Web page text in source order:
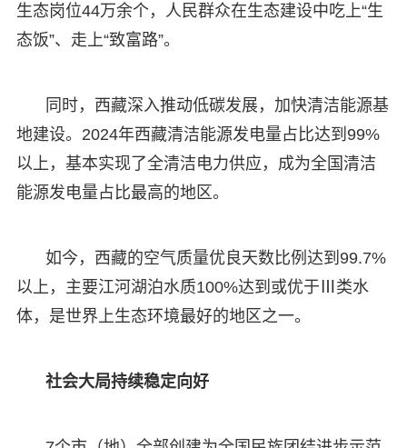
生态岗位44万余个，人民群众在生态建设中吃上“生
态饭”、走上“致富路”。
同时，西藏深入推动低碳发展，加快清洁能源基
地建设。2024年西藏清洁能源发电量占比达到99%
以上，基本实现了全清洁电力供应，成为全国清洁
能源发电量占比最高的地区。
如今，西藏的空气质量优良天数比例达到99.7%
以上，主要江河湖泊水质100%达到或优于Ⅲ类水
体，是世界上生态环境最好的地区之一。
社会大局持续稳定向好